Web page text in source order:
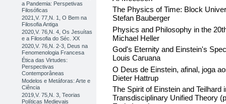
a Pandemia: Perspetivas
Filosóficas
2021,V. 77,N. 1, O Bem na
Filosofia Antiga
2020,V. 76,N. 4, Os Jesuítas
e a Filosofia do Séc. XX
2020,V. 76,N. 2-3, Deus na
Fenomenologia Francesa
Ética das Virtudes:
Perspectivas
Contemporâneas
Modelos e Metáforas: Arte e
Ciência
2019,V. 75,N. 3, Teorias
Políticas Medievais
The Physics of Time: Block
Stefan Bauberger
Physics and Philosophy in the
Michael Heller
God's Eternity and Einstein's
Louis Caruana
O Deus de Einstein, afinal, joga
Dieter Hattrup
The Spirit of Einstein and
Transdisciplinary Unified Theory